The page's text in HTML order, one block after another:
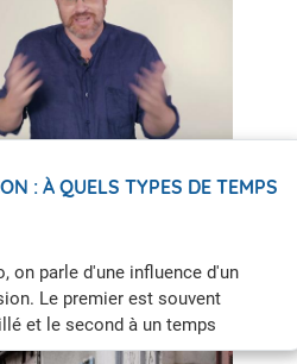
qui interagissent avec notre
: À QUELS TYPES DE TEMPS
on parle d'une influence d'un
Le premier est souvent
et le second à un temps
? À quoi correspondent ces